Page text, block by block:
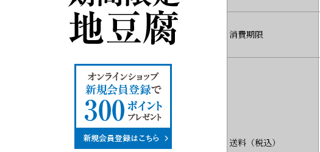
消費期限
送料（税込）